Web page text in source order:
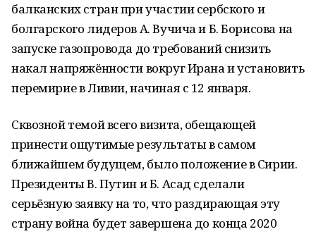
балканских стран при участии сербского и
болгарского лидеров А. Вучича и Б. Борисова на
запуске газопровода до требований снизить
накал напряжённости вокруг Ирана и установить
перемирие в Ливии, начиная с 12 января.
Сквозной темой всего визита, обещающей
принести ощутимые результаты в самом
ближайшем будущем, было положение в Сирии.
Президенты В. Путин и Б. Асад сделали
серьёзную заявку на то, что раздирающая эту
страну война будет завершена до конца 2020